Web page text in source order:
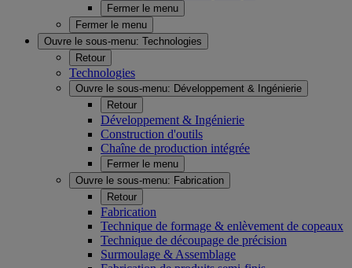
Fermer le menu
Fermer le menu
Ouvre le sous-menu: Technologies
Retour
Technologies
Ouvre le sous-menu: Développement & Ingénierie
Retour
Développement & Ingénierie
Construction d'outils
Chaîne de production intégrée
Fermer le menu
Ouvre le sous-menu: Fabrication
Retour
Fabrication
Technique de formage & enlèvement de copeaux
Technique de découpage de précision
Surmoulage & Assemblage